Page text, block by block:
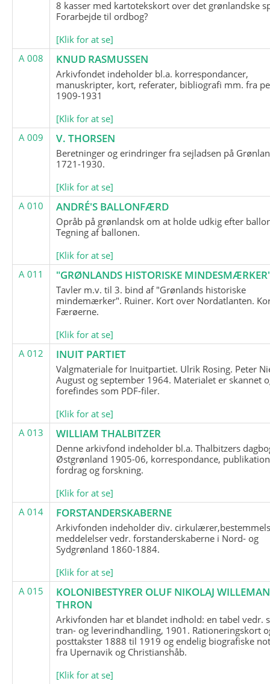
8 kasser med kartotekskort over det grønlandske
Forarbejde til ordbog?
[Klik for at se]
A 008
KNUD RASMUSSEN
Arkivfondet indeholder bl.a. korrespondancer,
manuskripter, kort, referater, bibliografi mm. fra
1909-1931
[Klik for at se]
A 009
V. THORSEN
Beretninger og erindringer fra sejladsen på
1721-1930.
[Klik for at se]
A 010
ANDRÉ'S BALLONFÆRD
Opråb på grønlandsk om at holde udkig efter
Tegning af ballonen.
[Klik for at se]
A 011
"GRØNLANDS HISTORISKE
Tavler m.v. til 3. bind af "Grønlands historiske
mindemærker". Ruiner. Kort over Nordatlanten.
Færøerne.
[Klik for at se]
A 012
INUIT PARTIET
Valgmateriale for Inuitpartiet. Ulrik Rosing. Peter
August og september 1964. Materialet er skannet
forefindes som PDF-filer.
[Klik for at se]
A 013
WILLIAM THALBITZER
Denne arkivfond indeholder bl.a. Thalbitzers
Østgrønland 1905-06, korrespondance,
fordrag og forskning.
[Klik for at se]
A 014
FORSTANDERSKABERNE
Arkivfonden indeholder div.
meddelelser vedr. forstanderskaberne i Nord- og
Sydgrønland 1860-1884.
[Klik for at se]
A 015
KOLONIBESTYRER OLUF NIKOLAJ
THRON
Arkivfonden har et blandet indhold: en tabel vedr.
tran- og leverindhandling, 1901. Rationeringskort
posttakster 1888 til 1919 og endelig biografiske
fra Upernavik og Christianshåb.
[Klik for at se]